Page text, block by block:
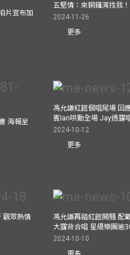
片宣布加
五堅情：來銅鑼灣找我！
2024-11-26
更多
海報呈
馮允謙紅館個唱尾場 回
賓Ian哄動全場 Jay透露
2024-10-12
更多
觀眾熱情
馮允謙再踏紅館開騷 配
大露背合唱 星級樂團逾
2024-10-10